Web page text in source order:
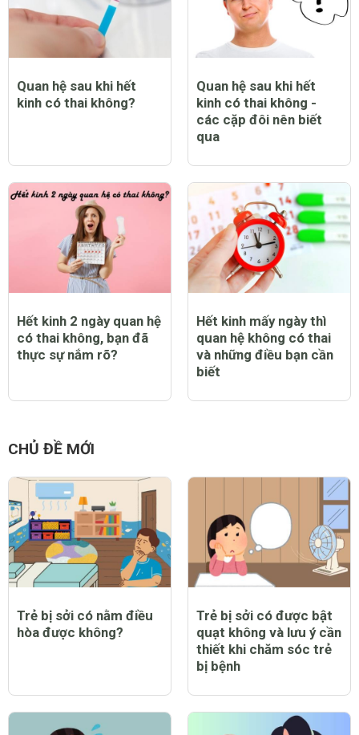
Quan hệ sau khi hết
kinh có thai không?
Quan hệ sau khi hết
kinh có thai không -
các cặp đôi nên biết
qua
Hết kinh 2 ngày quan hệ
có thai không, bạn đã
thực sự nắm rõ?
Hết kinh mấy ngày thì
quan hệ không có thai
và những điều bạn cần
biết
CHỦ ĐỀ MỚI
Trẻ bị sởi có nằm điều
hòa được không?
Trẻ bị sởi có được bật
quạt không và lưu ý cần
thiết khi chăm sóc trẻ
bị bệnh